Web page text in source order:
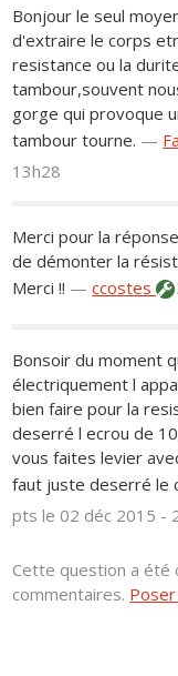
Bonjour le seul
d'extraire le corps
resistance ou la
tambour,souvent
gorge qui provoque
tambour tourne. —
13h28
Merci pour la
de démonter la
Merci !! —ccostes
Bonsoir du moment
électriquement l
bien faire pour la
deserré l ecrou de
vous faites levier
faut juste deserré le
ptsle 02 déc 2015 -
Cette question a été
commentaires.